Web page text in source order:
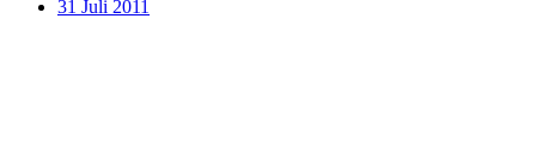
31 Juli 2011